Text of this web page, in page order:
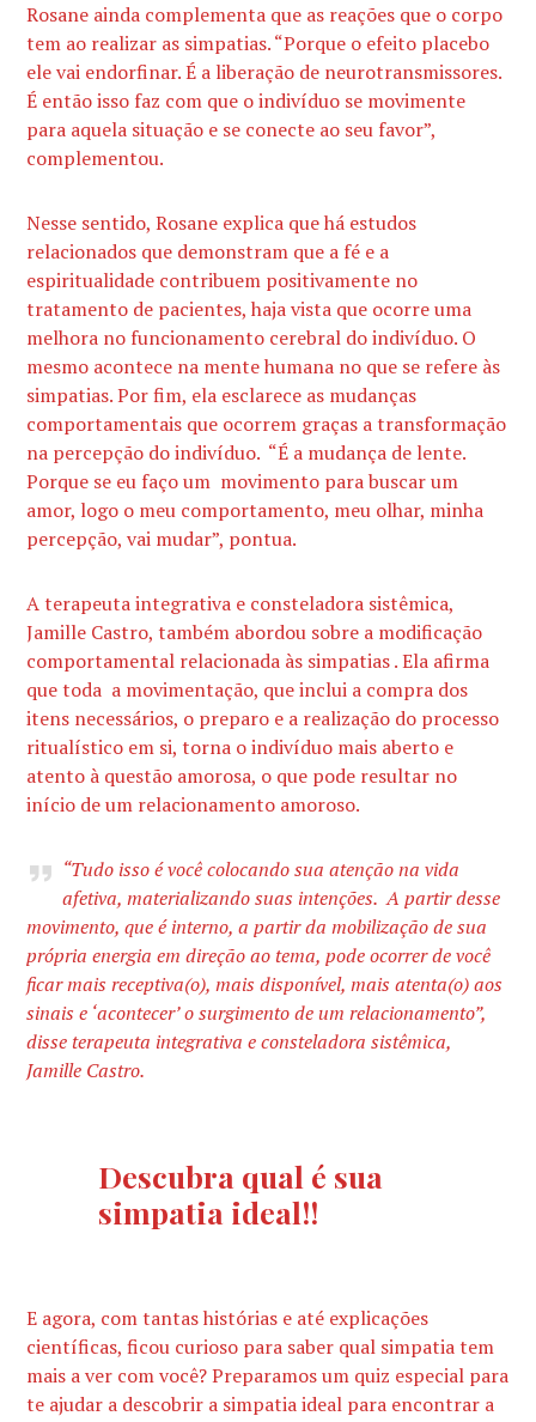
Rosane ainda complementa que as reações que o corpo
tem ao realizar as simpatias. “Porque o efeito placebo
ele vai endorfinar. É a liberação de neurotransmissores.
É então isso faz com que o indivíduo se movimente
para aquela situação e se conecte ao seu favor”,
complementou.
Nesse sentido, Rosane explica que há estudos
relacionados que demonstram que a fé e a
espiritualidade contribuem positivamente no
tratamento de pacientes, haja vista que ocorre uma
melhora no funcionamento cerebral do indivíduo. O
mesmo acontece na mente humana no que se refere às
simpatias. Por fim, ela esclarece as mudanças
comportamentais que ocorrem graças a transformação
na percepção do indivíduo. “É a mudança de lente.
Porque se eu faço um movimento para buscar um
amor, logo o meu comportamento, meu olhar, minha
percepção, vai mudar”, pontua.
A terapeuta integrativa e consteladora sistêmica,
Jamille Castro, também abordou sobre a modificação
comportamental relacionada às simpatias . Ela afirma
que toda a movimentação, que inclui a compra dos
itens necessários, o preparo e a realização do processo
ritualístico em si, torna o indivíduo mais aberto e
atento à questão amorosa, o que pode resultar no
início de um relacionamento amoroso.
“Tudo isso é você colocando sua atenção na vida
afetiva, materializando suas intenções. A partir desse
movimento, que é interno, a partir da mobilização de sua
própria energia em direção ao tema, pode ocorrer de você
ficar mais receptiva(o), mais disponível, mais atenta(o) aos
sinais e ‘acontecer’ o surgimento de um relacionamento”,
disse terapeuta integrativa e consteladora sistêmica,
Jamille Castro.
Descubra qual é sua
simpatia ideal!!
E agora, com tantas histórias e até explicações
científicas, ficou curioso para saber qual simpatia tem
mais a ver com você? Preparamos um quiz especial para
te ajudar a descobrir a simpatia ideal para encontrar a